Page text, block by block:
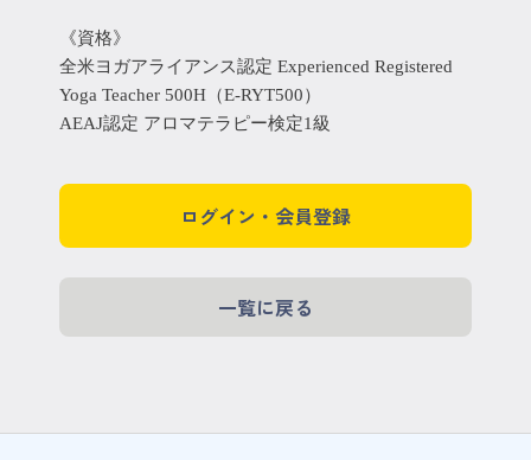
《資格》
全米ヨガアライアンス認定 Experienced Registered
Yoga Teacher 500H（E-RYT500）
AEAJ認定 アロマテラピー検定1級
ログイン・会員登録
一覧に戻る